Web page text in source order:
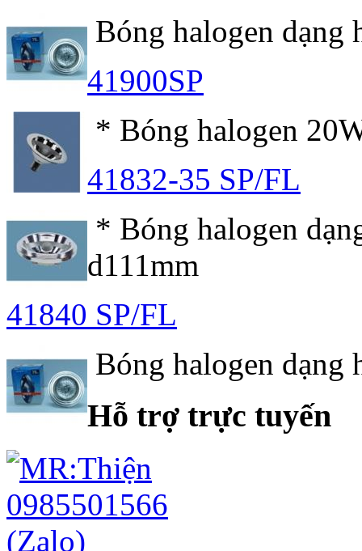
Bóng halogen dạng
41900SP
* Bóng halogen
41832-35 SP/FL
* Bóng halogen
d111mm
41840 SP/FL
Bóng halogen dạng
Hỗ trợ trực tuyến